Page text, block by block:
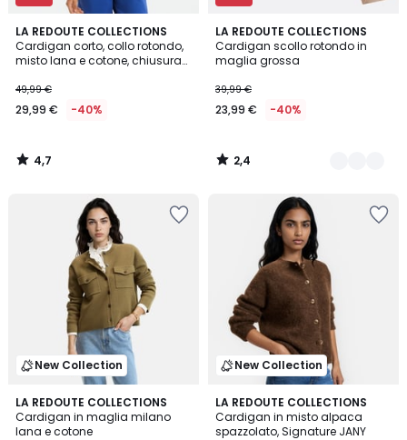
LA REDOUTE COLLECTIONS
Cardigan corto, collo rotondo,
misto lana e cotone, chiusura
49,99 €
29,99 € -40%
4,7
/ 5
4,7
/
LA REDOUTE COLLECTIONS
Cardigan scollo rotondo in
maglia grossa
39,99 €
23,99 € -40%
2,4
/ 5
2
Colori
2,4
/
New Collection
LA REDOUTE COLLECTIONS
Cardigan in maglia milano
lana e cotone
2
Colori
New Collection
LA REDOUTE COLLECTIONS
Cardigan in misto alpaca
spazzolato, Signature JANY
4
Colori